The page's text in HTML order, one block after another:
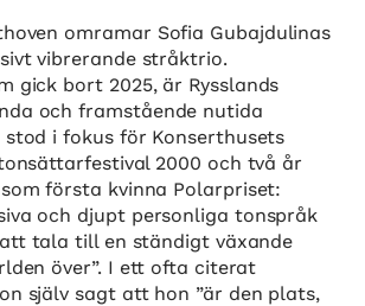
omramar Sofia Gubajdulinas
vibrerande stråktrio.
gick bort 2025, är Rysslands
och framstående nutida
i fokus för Konserthusets
2000 och två år
första kvinna Polarpriset:
och djupt personliga tonspråk
tala till en ständigt växande
över”. I ett ofta citerat
själv sagt att hon ”är den plats,